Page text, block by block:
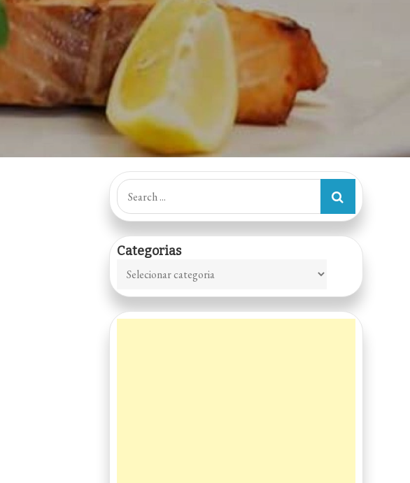
Search
for:
Categorias
Categorias